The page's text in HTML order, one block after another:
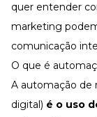
Infográfico
Conteúdo
Materiais
Lives
quer entender
marketing
comunicação
O que é
A automação de
digital) é o uso